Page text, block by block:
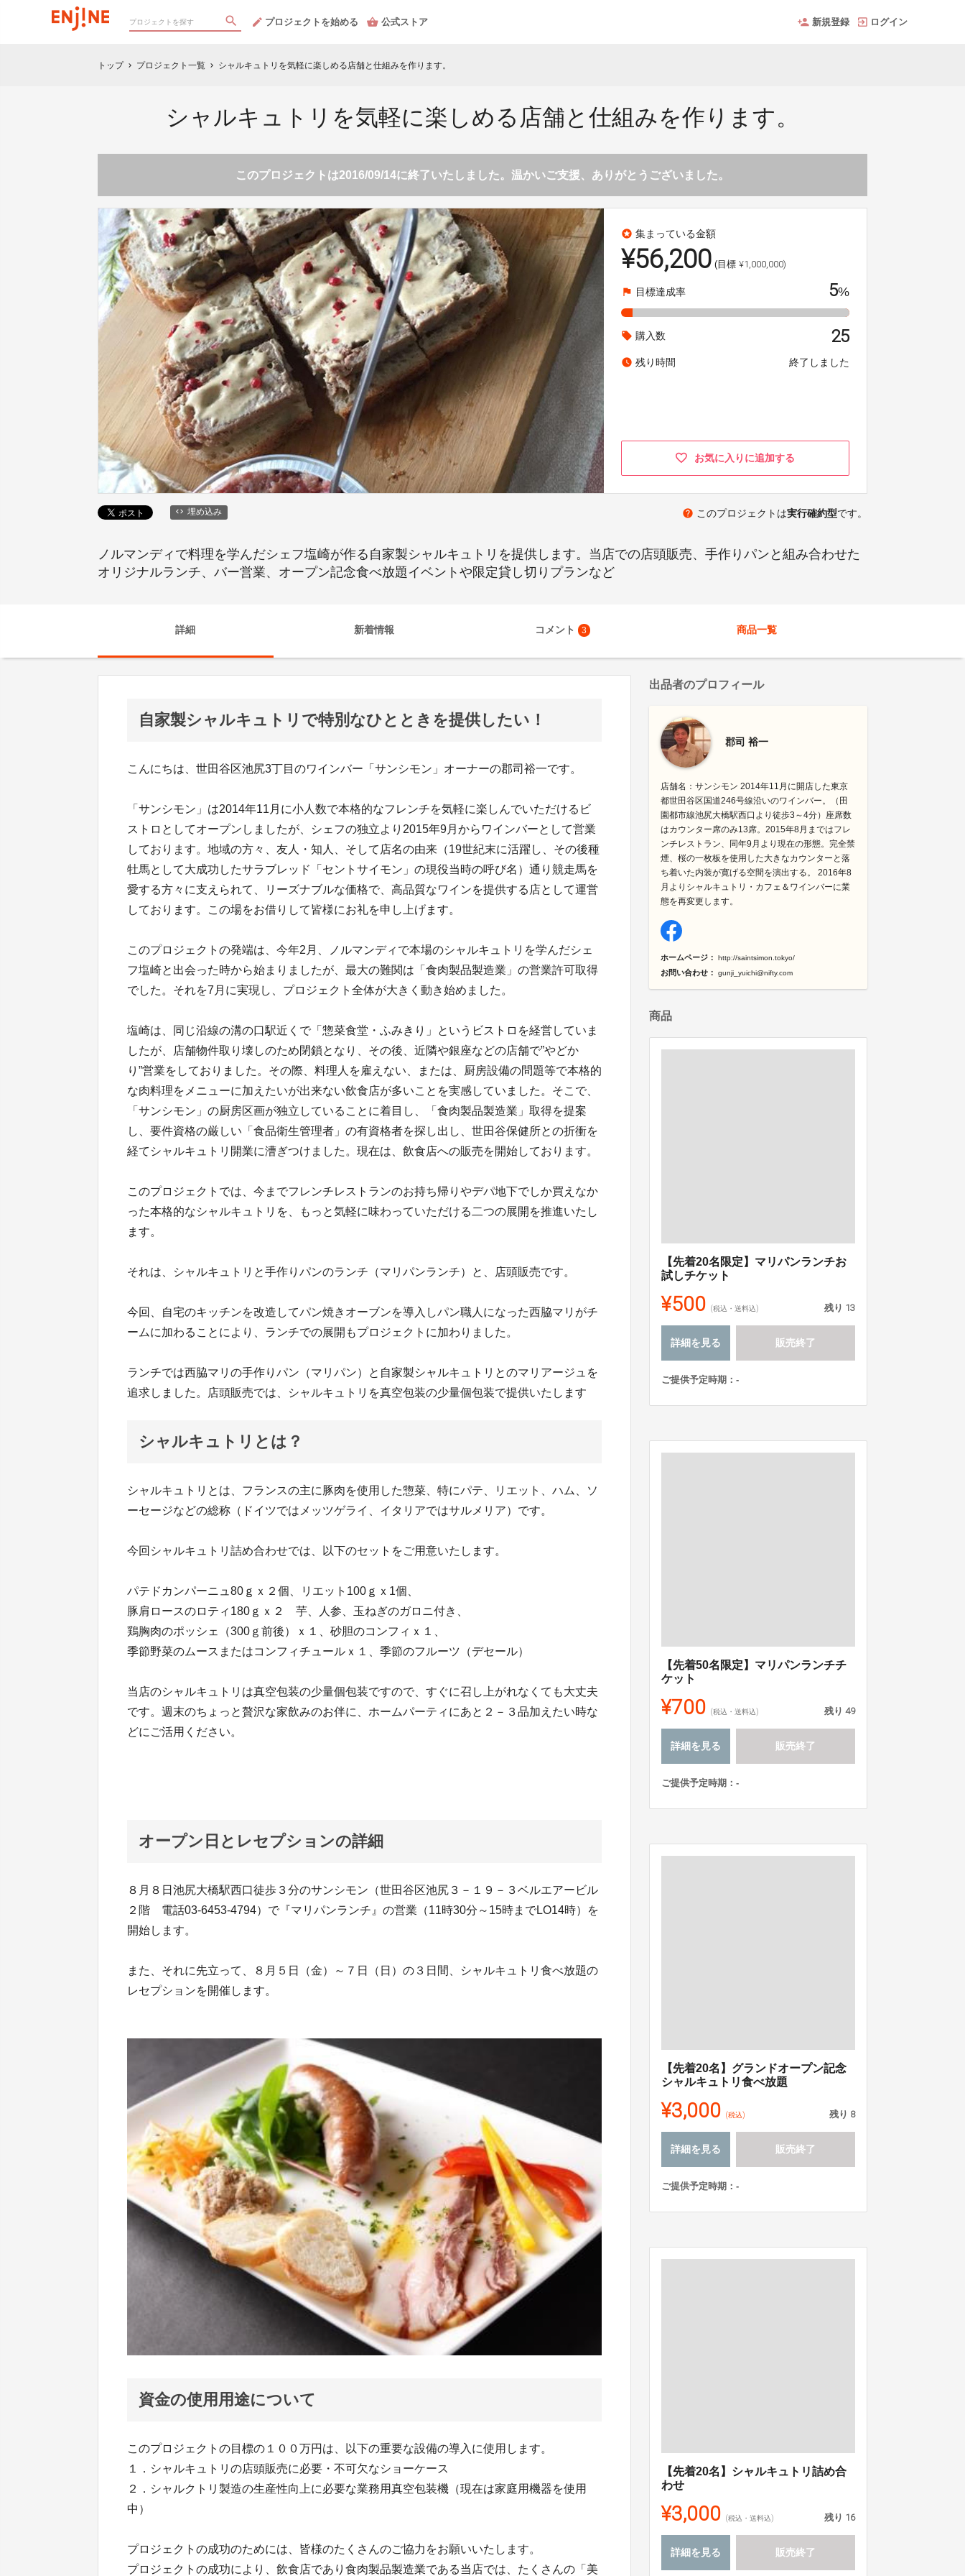
プロジェクトを始める 公式ストア 新規登録 ログイン
トップ chevron_right プロジェクト一覧 chevron_right シャルキュトリを気軽に楽しめる店舗と仕組みを作ります。
シャルキュトリを気軽に楽しめる店舗と仕組みを作ります。
このプロジェクトは2016/09/14に終了いたしました。温かいご支援、ありがとうございました。
stars 集まっている金額
¥56,200 (目標 ¥1,000,000)
flag 目標達成率 5%
local_offer 購入数 25
watch_later 残り時間 終了しました
お気に入りに追加する
埋め込み help このプロジェクトは実行確約型です。
ノルマンディで料理を学んだシェフ塩崎が作る自家製シャルキュトリを提供します。当店での店頭販売、手作りパンと組み合わせた
オリジナルランチ、バー営業、オープン記念食べ放題イベントや限定貸し切りプランなど
詳細 新着情報 コメント 3 商品一覧
自家製シャルキュトリで特別なひとときを提供したい！
こんにちは、世田谷区池尻3丁目のワインバー「サンシモン」オーナーの郡司裕一です。
「サンシモン」は2014年11月に小人数で本格的なフレンチを気軽に楽しんでいただけるビ
ストロとしてオープンしましたが、シェフの独立より2015年9月からワインバーとして営業
しております。地域の方々、友人・知人、そして店名の由来（19世紀末に活躍し、その後種
牡馬として大成功したサラブレッド「セントサイモン」の現役当時の呼び名）通り競走馬を
愛する方々に支えられて、リーズナブルな価格で、高品質なワインを提供する店として運営
しております。この場をお借りして皆様にお礼を申し上げます。
このプロジェクトの発端は、今年2月、ノルマンディで本場のシャルキュトリを学んだシェ
フ塩崎と出会った時から始まりましたが、最大の難関は「食肉製品製造業」の営業許可取得
でした。それを7月に実現し、プロジェクト全体が大きく動き始めました。
塩崎は、同じ沿線の溝の口駅近くで「惣菜食堂・ふみきり」というビストロを経営していま
したが、店舗物件取り壊しのため閉鎖となり、その後、近隣や銀座などの店舗で”やどか
り”営業をしておりました。その際、料理人を雇えない、または、厨房設備の問題等で本格的
な肉料理をメニューに加えたいが出来ない飲食店が多いことを実感していました。そこで、
「サンシモン」の厨房区画が独立していることに着目し、「食肉製品製造業」取得を提案
し、要件資格の厳しい「食品衛生管理者」の有資格者を探し出し、世田谷保健所との折衝を
経てシャルキュトリ開業に漕ぎつけました。現在は、飲食店への販売を開始しております。
このプロジェクトでは、今までフレンチレストランのお持ち帰りやデパ地下でしか買えなか
った本格的なシャルキュトリを、もっと気軽に味わっていただける二つの展開を推進いたし
ます。
それは、シャルキュトリと手作りパンのランチ（マリパンランチ）と、店頭販売です。
今回、自宅のキッチンを改造してパン焼きオーブンを導入しパン職人になった西脇マリがチ
ームに加わることにより、ランチでの展開もプロジェクトに加わりました。
ランチでは西脇マリの手作りパン（マリパン）と自家製シャルキュトリとのマリアージュを
追求しました。店頭販売では、シャルキュトリを真空包装の少量個包装で提供いたします
シャルキュトリとは？
シャルキュトリとは、フランスの主に豚肉を使用した惣菜、特にパテ、リエット、ハム、ソ
ーセージなどの総称（ドイツではメッツゲライ、イタリアではサルメリア）です。
今回シャルキュトリ詰め合わせでは、以下のセットをご用意いたします。
パテドカンパーニュ80ｇｘ２個、リエット100ｇｘ1個、
豚肩ロースのロティ180ｇｘ２ 芋、人参、玉ねぎのガロニ付き、
鶏胸肉のポッシェ（300ｇ前後）ｘ１、砂胆のコンフィｘ１、
季節野菜のムースまたはコンフィチュールｘ１、季節のフルーツ（デセール）
当店のシャルキュトリは真空包装の少量個包装ですので、すぐに召し上がれなくても大丈夫
です。週末のちょっと贅沢な家飲みのお伴に、ホームパーティにあと２－３品加えたい時な
どにご活用ください。
オープン日とレセプションの詳細
８月８日池尻大橋駅西口徒歩３分のサンシモン（世田谷区池尻３－１９－３ベルエアービル
２階 電話03-6453-4794）で『マリパンランチ』の営業（11時30分～15時までLO14時）を
開始します。
また、それに先立って、８月５日（金）～７日（日）の３日間、シャルキュトリ食べ放題の
レセプションを開催します。
資金の使用用途について
このプロジェクトの目標の１００万円は、以下の重要な設備の導入に使用します。
１．シャルキュトリの店頭販売に必要・不可欠なショーケース
２．シャルクトリ製造の生産性向上に必要な業務用真空包装機（現在は家庭用機器を使用
中）
プロジェクトの成功のためには、皆様のたくさんのご協力をお願いいたします。
プロジェクトの成功により、飲食店であり食肉製品製造業である当店では、たくさんの「美
出品者のプロフィール
郡司 裕一
店舗名：サンシモン 2014年11月に開店した東京
都世田谷区国道246号線沿いのワインバー。（田
園都市線池尻大橋駅西口より徒歩3～4分）座席数
はカウンター席のみ13席。2015年8月まではフレ
ンチレストラン、同年9月より現在の形態。完全禁
煙、桜の一枚板を使用した大きなカウンターと落
ち着いた内装が寛げる空間を演出する。 2016年8
月よりシャルキュトリ・カフェ＆ワインバーに業
態を再変更します。
ホームページ： http://saintsimon.tokyo/
お問い合わせ： gunji_yuichi@nifty.com
商品
【先着20名限定】マリパンランチお
試しチケット
¥500 (税込・送料込) 残り 13
詳細を見る 販売終了
ご提供予定時期：-
【先着50名限定】マリパンランチチ
ケット
¥700 (税込・送料込) 残り 49
詳細を見る 販売終了
ご提供予定時期：-
【先着20名】グランドオープン記念
シャルキュトリ食べ放題
¥3,000 (税込) 残り 8
詳細を見る 販売終了
ご提供予定時期：-
【先着20名】シャルキュトリ詰め合
わせ
¥3,000 (税込・送料込) 残り 16
詳細を見る 販売終了